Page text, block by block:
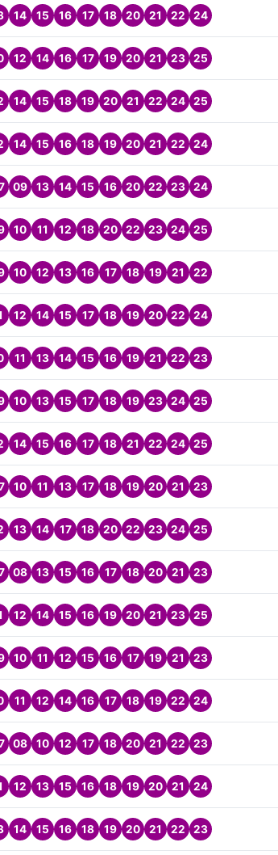
14 15 16 17 18 20 21 22 24
12 14 16 17 19 20 21 23 25
14 15 18 19 20 21 22 24 25
14 15 16 18 19 20 21 22 24
09 13 14 15 16 20 22 23 24
10 11 12 18 20 22 23 24 25
10 12 13 16 17 18 19 21 22
12 14 15 17 18 19 20 22 24
11 13 14 15 16 19 21 22 23
10 13 15 17 18 19 23 24 25
14 15 16 17 18 21 22 24 25
10 11 13 17 18 19 20 21 23
13 14 17 18 20 22 23 24 25
08 13 15 16 17 18 20 21 23
12 14 15 16 19 20 21 23 25
10 11 12 15 16 17 19 21 23
11 12 14 16 17 18 19 22 24
08 10 12 17 18 20 21 22 23
12 13 15 16 18 19 20 21 24
14 15 16 18 19 20 21 22 23